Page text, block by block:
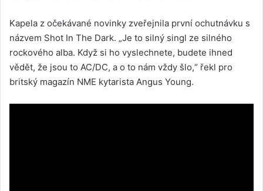
Kapela z očekávané novinky zveřejnila první ochutnávku s
názvem Shot In The Dark. „Je to silný singl ze silného
rockového alba. Když si ho vyslechnete, budete ihned
vědět, že jsou to AC/DC, a o to nám vždy šlo,“ řekl pro
britský magazín NME kytarista Angus Young.